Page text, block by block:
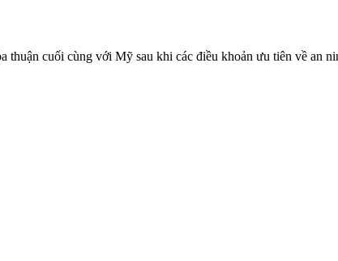
cuối cùng với Mỹ sau khi các điều khoản ưu tiên về an